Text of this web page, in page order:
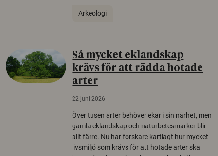
Arkeologi
Så mycket eklandskap
krävs för att rädda hotade
arter
22 juni 2026
Över tusen arter behöver ekar i sin närhet, men
gamla eklandskap och naturbetesmarker blir
allt färre. Nu har forskare kartlagt hur mycket
livsmiljö som krävs för att hotade arter ska